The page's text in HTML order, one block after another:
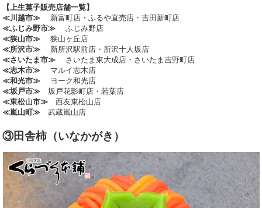
【上生菓子販売店舗一覧】
≪川越市≫ 新富町店・ふるや直売店・吉田新町店
≪ふじみ野市≫ ふじみ野店
≪狭山市≫ 狭山ヶ丘店
≪所沢市≫ 新所沢駅前店・所沢十人坂店
≪さいたま市≫ さいたま東大成店・さいたま吉野町店
≪志木市≫ マルイ志木店
≪和光市≫ ヨーク和光店
≪坂戸市≫ 坂戸花影町店・若葉店
≪東松山市≫ 西友東松山店
≪嵐山町≫ 武蔵嵐山店
③田舎柿（いなかがき）